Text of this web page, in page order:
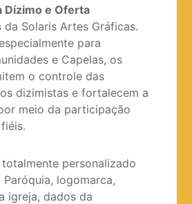
Dízimo e Oferta
da Solaris Artes Gráficas.
para
e Capelas, os
o controle das
dizimistas e fortalecem a
meio da participação
personalizado
logomarca,
igreja, dados da